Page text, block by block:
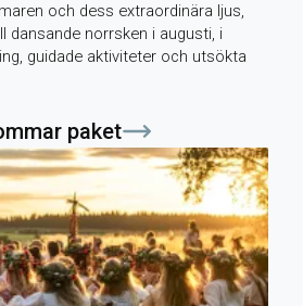
och dess extraordinära ljus,
dansande norrsken i augusti, i
guidade aktiviteter och utsökta
paket